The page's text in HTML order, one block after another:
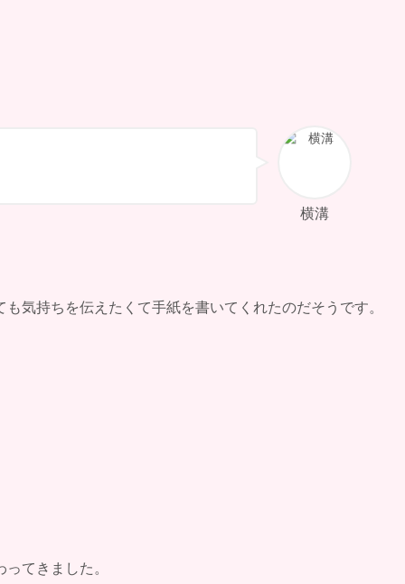
横溝
気持ちを伝えたくて手紙を書いてくれたのだそうです。
てきました。